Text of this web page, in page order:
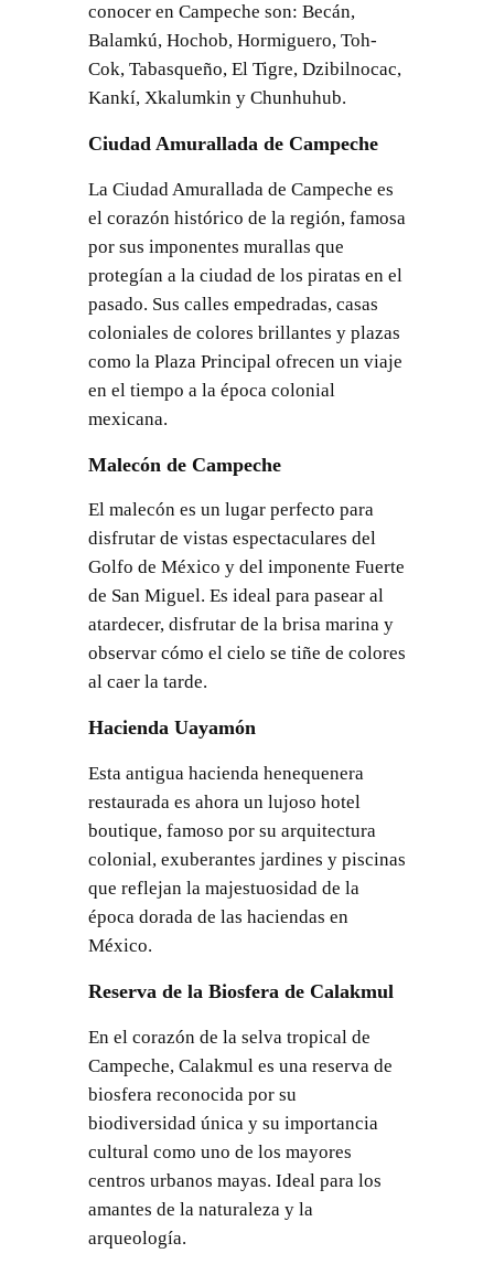
conocer en Campeche son: Becán,
Balamkú, Hochob, Hormiguero, Toh-
Cok, Tabasqueño, El Tigre, Dzibilnocac,
Kankí, Xkalumkin y Chunhuhub.
Ciudad Amurallada de Campeche
La Ciudad Amurallada de Campeche es
el corazón histórico de la región, famosa
por sus imponentes murallas que
protegían a la ciudad de los piratas en el
pasado. Sus calles empedradas, casas
coloniales de colores brillantes y plazas
como la Plaza Principal ofrecen un viaje
en el tiempo a la época colonial
mexicana.
Malecón de Campeche
El malecón es un lugar perfecto para
disfrutar de vistas espectaculares del
Golfo de México y del imponente Fuerte
de San Miguel. Es ideal para pasear al
atardecer, disfrutar de la brisa marina y
observar cómo el cielo se tiñe de colores
al caer la tarde.
Hacienda Uayamón
Esta antigua hacienda henequenera
restaurada es ahora un lujoso hotel
boutique, famoso por su arquitectura
colonial, exuberantes jardines y piscinas
que reflejan la majestuosidad de la
época dorada de las haciendas en
México.
Reserva de la Biosfera de Calakmul
En el corazón de la selva tropical de
Campeche, Calakmul es una reserva de
biosfera reconocida por su
biodiversidad única y su importancia
cultural como uno de los mayores
centros urbanos mayas. Ideal para los
amantes de la naturaleza y la
arqueología.